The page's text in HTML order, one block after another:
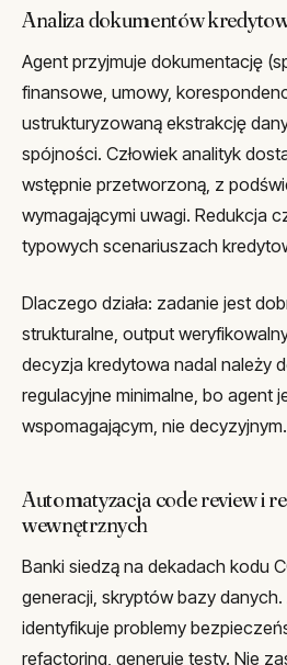
Analiza dokumentów
Agent przyjmuje dokumentację
finansowe, umowy,
ustrukturyzowaną ekstrakcję
spójności. Człowiek analityk
wstępnie przetworzoną, z
wymagającymi uwagi. Redukcja
typowych scenariuszach
Dlaczego działa: zadanie jest
strukturalne, output
decyzja kredytowa nadal należy
regulacyjne minimalne, bo agent
wspomagającym, nie decyzyjnym.
Automatyzacja code review i
wewnętrznych
Banki siedzą na dekadach kodu
generacji, skryptów bazy danych.
identyfikuje problemy
refactoring, generuje testy. Nie